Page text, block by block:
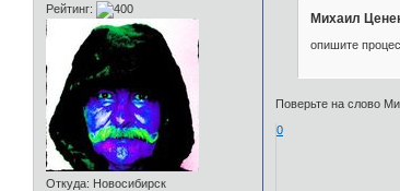
Рейтинг:
Откуда: Новосибирск
Михаил
опишите
Поверьте на слово
0